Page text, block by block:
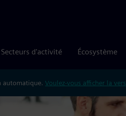
Secteurs d'activité Écosystème
automatique. Voulez-vous afficher la